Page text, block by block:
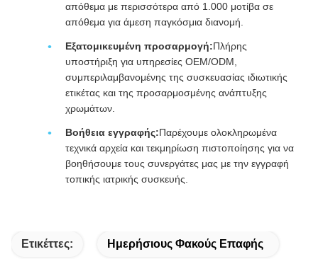
απόθεμα με περισσότερα από 1.000 μοτίβα σε
απόθεμα για άμεση παγκόσμια διανομή.
Εξατομικευμένη προσαρμογή:Πλήρης
υποστήριξη για υπηρεσίες OEM/ODM,
συμπεριλαμβανομένης της συσκευασίας ιδιωτικής
ετικέτας και της προσαρμοσμένης ανάπτυξης
χρωμάτων.
Βοήθεια εγγραφής:Παρέχουμε ολοκληρωμένα
τεχνικά αρχεία και τεκμηρίωση πιστοποίησης για να
βοηθήσουμε τους συνεργάτες μας με την εγγραφή
τοπικής ιατρικής συσκευής.
Ετικέττες: Ημερήσιους Φακούς Επαφής